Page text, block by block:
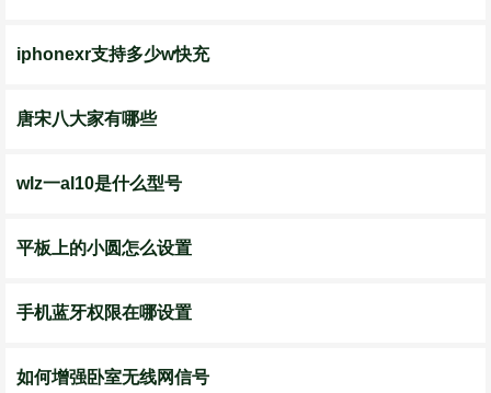
iphonexr支持多少w快充
唐宋八大家有哪些
wlz一al10是什么型号
平板上的小圆怎么设置
手机蓝牙权限在哪设置
如何增强卧室无线网信号